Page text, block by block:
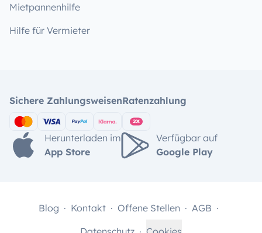
Mietpannenhilfe
Hilfe für Vermieter
Sichere ZahlungsweisenRatenzahlung
Herunterladen im
App Store
Verfügbar auf
Google Play
Blog Kontakt Offene Stellen
AGB